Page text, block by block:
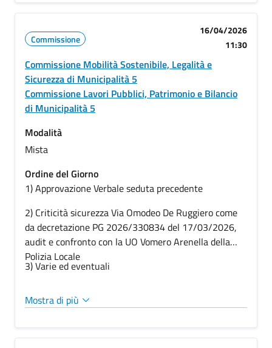
Commissione
16/04/2026
11:30
Commissione Mobilità Sostenibile, Legalità e
Sicurezza di Municipalità 5
Commissione Lavori Pubblici, Patrimonio e Bilancio
di Municipalità 5
Modalità
Mista
Ordine del Giorno
1) Approvazione Verbale seduta precedente
2) Criticità sicurezza Via Omodeo De Ruggiero come
da decretazione PG 2026/330834 del 17/03/2026,
audit e confronto con la UO Vomero Arenella della
Polizia Locale
3) Varie ed eventuali
Mostra di più